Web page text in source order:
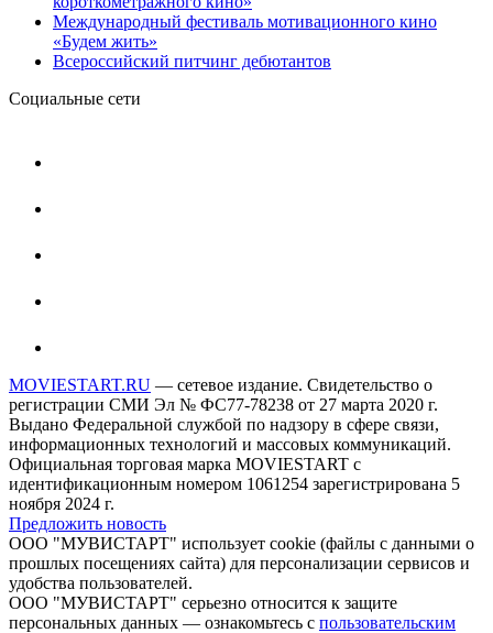
Международный фестиваль мотивационного кино
«Будем жить»
Всероссийский питчинг дебютантов
Социальные сети
MOVIESTART.RU — сетевое издание. Свидетельство о
регистрации СМИ Эл № ФС77-78238 от 27 марта 2020 г.
Выдано Федеральной службой по надзору в сфере связи,
информационных технологий и массовых коммуникаций.
Официальная торговая марка MOVIESTART с
идентификационным номером 1061254 зарегистрирована 5
ноября 2024 г.
Предложить новость
ООО "МУВИСТАРТ" использует cookie (файлы с данными о
прошлых посещениях сайта) для персонализации сервисов и
удобства пользователей.
ООО "МУВИСТАРТ" серьезно относится к защите
персональных данных — ознакомьтесь с пользовательским